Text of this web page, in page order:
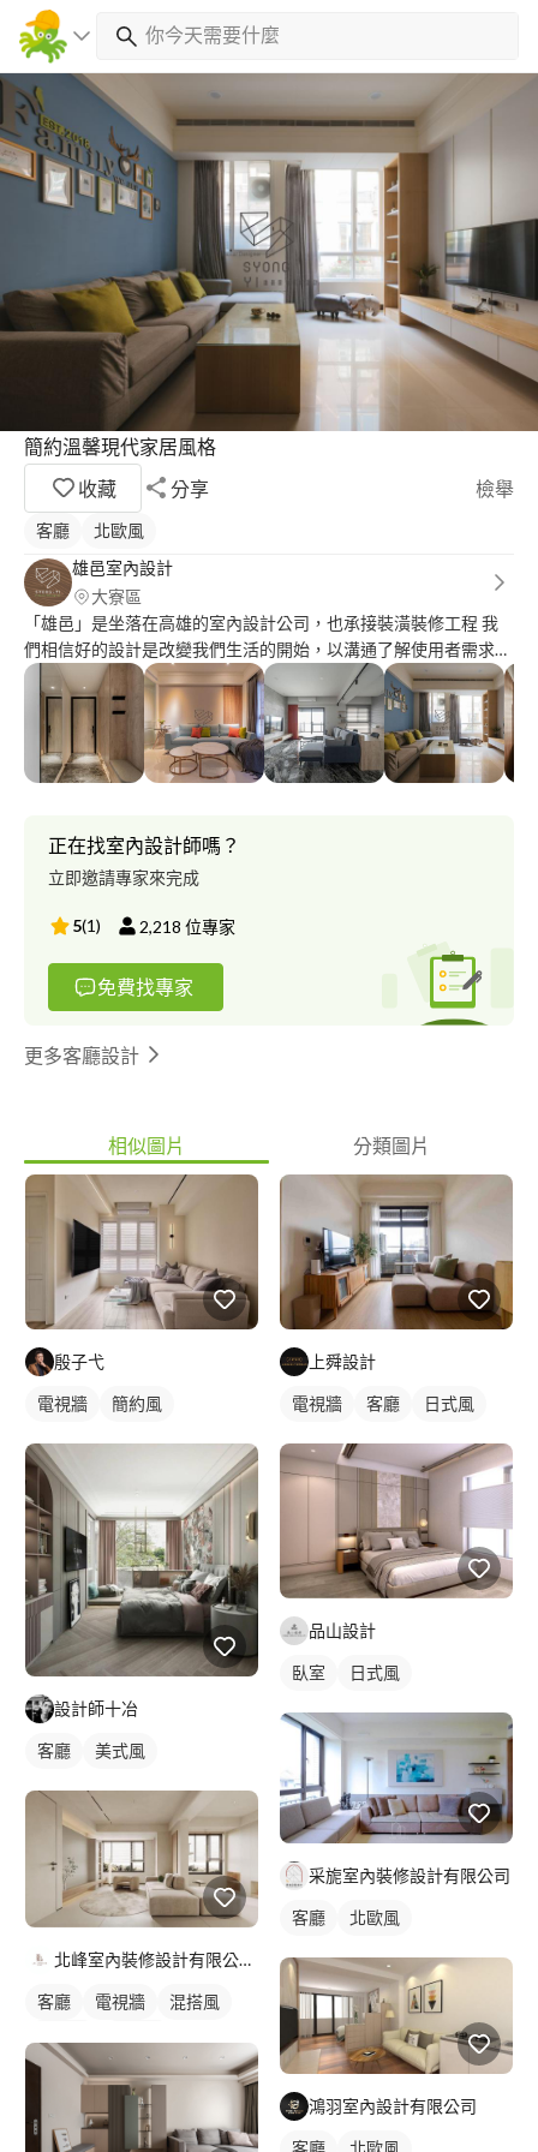
簡約溫馨現代家居風格
收藏
分享 檢舉
客廳
北歐風
雄邑室內設計
大寮區
「雄邑」是坐落在高雄的室內設計公司，也承接裝潢裝修工程 我
們相信好的設計是改變我們生活的開始，以溝通了解使用者需求創
造出專屬空間 雄邑相信學無止境，設計始終來自人性，專研前進
只為了創造更美好的下一次做準備 歡迎收尋本公司網站有更多詳
細介紹與作品
正在找室內設計師嗎？
立即邀請專家來完成
5(1) 2,218 位專家
免費找專家
更多客廳設計
相似圖片 分類圖片
殷子弋
電視牆 簡約風
設計師十冶
客廳 美式風
北峰室內裝修設計有限公司 LI&LI design
客廳 電視牆
混搭風
上舜設計
電視牆 客廳 日式風
品山設計
臥室 日式風
采旎室內裝修設計有限公司
客廳 北歐風
鴻羽室內設計有限公司